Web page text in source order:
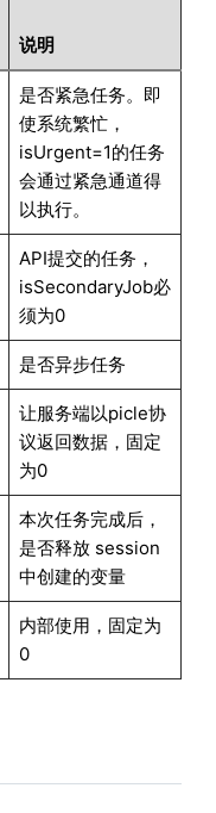
说明
是否紧急任务。即
使系统繁忙，
isUrgent=1的任务
会通过紧急通道得
以执行。
API提交的任务，
isSecondaryJob必
须为0
是否异步任务
让服务端以picle协
议返回数据，固定
为0
本次任务完成后，
是否释放 session
中创建的变量
内部使用，固定为
0